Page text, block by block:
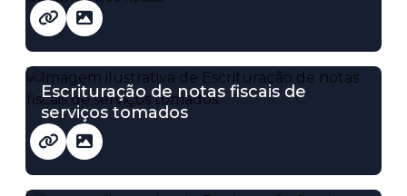
Escrituração de notas fiscais de
serviços tomados